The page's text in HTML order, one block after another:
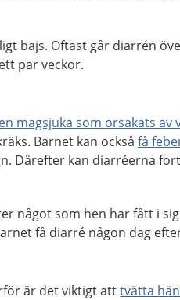
bajs. Oftast går diarrén
par veckor.
en magsjuka som orsakats av
Barnet kan ocksåfå
Därefter kan diarréerna
något som hen har fått i
få diarré någon dag
är det viktigt atttvätta